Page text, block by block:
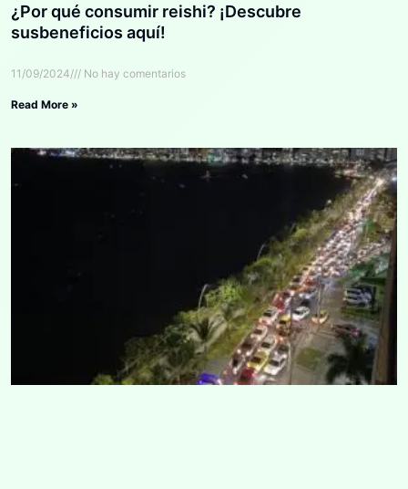
¿Por qué consumir reishi? ¡Descubre
susbeneficios aquí!
11/09/2024 No hay comentarios
Read More »